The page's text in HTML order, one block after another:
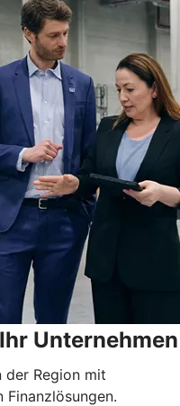
Unternehmen
der Region mit
Finanzlösungen.